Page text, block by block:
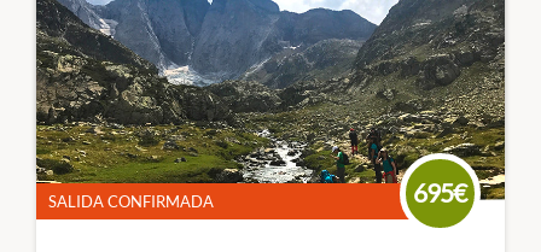
para descubrir haciendo senderismo. Culturas
ancestrales, paisajes de ensueño y montañas
espectaculares es lo que te espera.
CÓDIGO VIAJE: 006SES
SALIDA CONFIRMADA 695€